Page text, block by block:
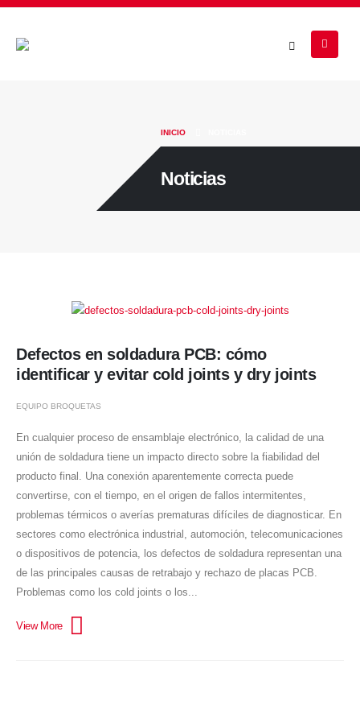
INICIO
Noticias
Defectos en soldadura PCB: cómo
identificar y evitar cold joints y dry joints
EQUIPO BROQUETAS
En cualquier proceso de ensamblaje electrónico, la calidad de una
unión de soldadura tiene un impacto directo sobre la fiabilidad del
producto final. Una conexión aparentemente correcta puede
convertirse, con el tiempo, en el origen de fallos intermitentes,
problemas térmicos o averías prematuras difíciles de diagnosticar. En
sectores como electrónica industrial, automoción, telecomunicaciones
o dispositivos de potencia, los defectos de soldadura representan una
de las principales causas de retrabajo y rechazo de placas PCB.
Problemas como los cold joints o los...